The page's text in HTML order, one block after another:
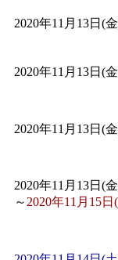
2020年11月13日(
2020年11月13日(
2020年11月13日(
2020年11月13日(
～ 2020年11月15日